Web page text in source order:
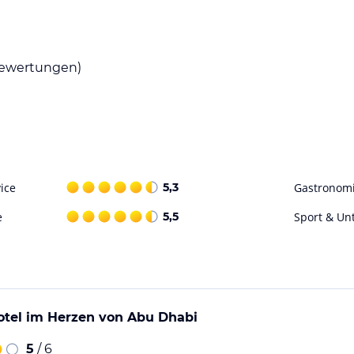
für aktive Erholung und Aquatraining
und Freizeitangebots. Der Wellnessbereich
Dampfbad und Massagen.
Gewähr. Bitte lies vor der Buchung die
5,3
5,5 Sport &
im Herzen von Abu Dhabi
5 / 6